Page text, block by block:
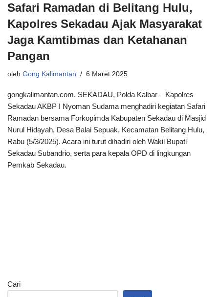
Safari Ramadan di Belitang Hulu,
Kapolres Sekadau Ajak Masyarakat
Jaga Kamtibmas dan Ketahanan
Pangan
oleh Gong Kalimantan 6 Maret 2025
gongkalimantan.com. SEKADAU, Polda Kalbar – Kapolres
Sekadau AKBP I Nyoman Sudama menghadiri kegiatan Safari
Ramadan bersama Forkopimda Kabupaten Sekadau di Masjid
Nurul Hidayah, Desa Balai Sepuak, Kecamatan Belitang Hulu,
Rabu (5/3/2025). Acara ini turut dihadiri oleh Wakil Bupati
Sekadau Subandrio, serta para kepala OPD di lingkungan
Pemkab Sekadau.
Cari